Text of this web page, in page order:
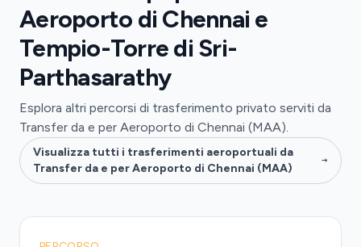
Aeroporto di Chennai e
Tempio-Torre di Sri-
Parthasarathy
Esplora altri percorsi di trasferimento privato serviti da
Transfer da e per Aeroporto di Chennai (MAA).
Visualizza tutti i trasferimenti aeroportuali da
Transfer da e per Aeroporto di Chennai (MAA)